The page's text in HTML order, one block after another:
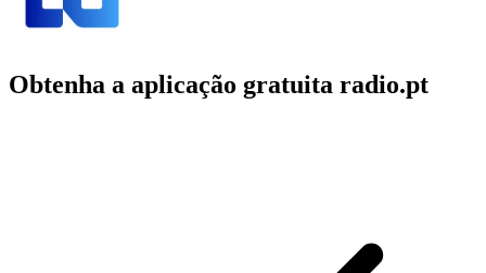
Obtenha a aplicação gratuita radio.pt